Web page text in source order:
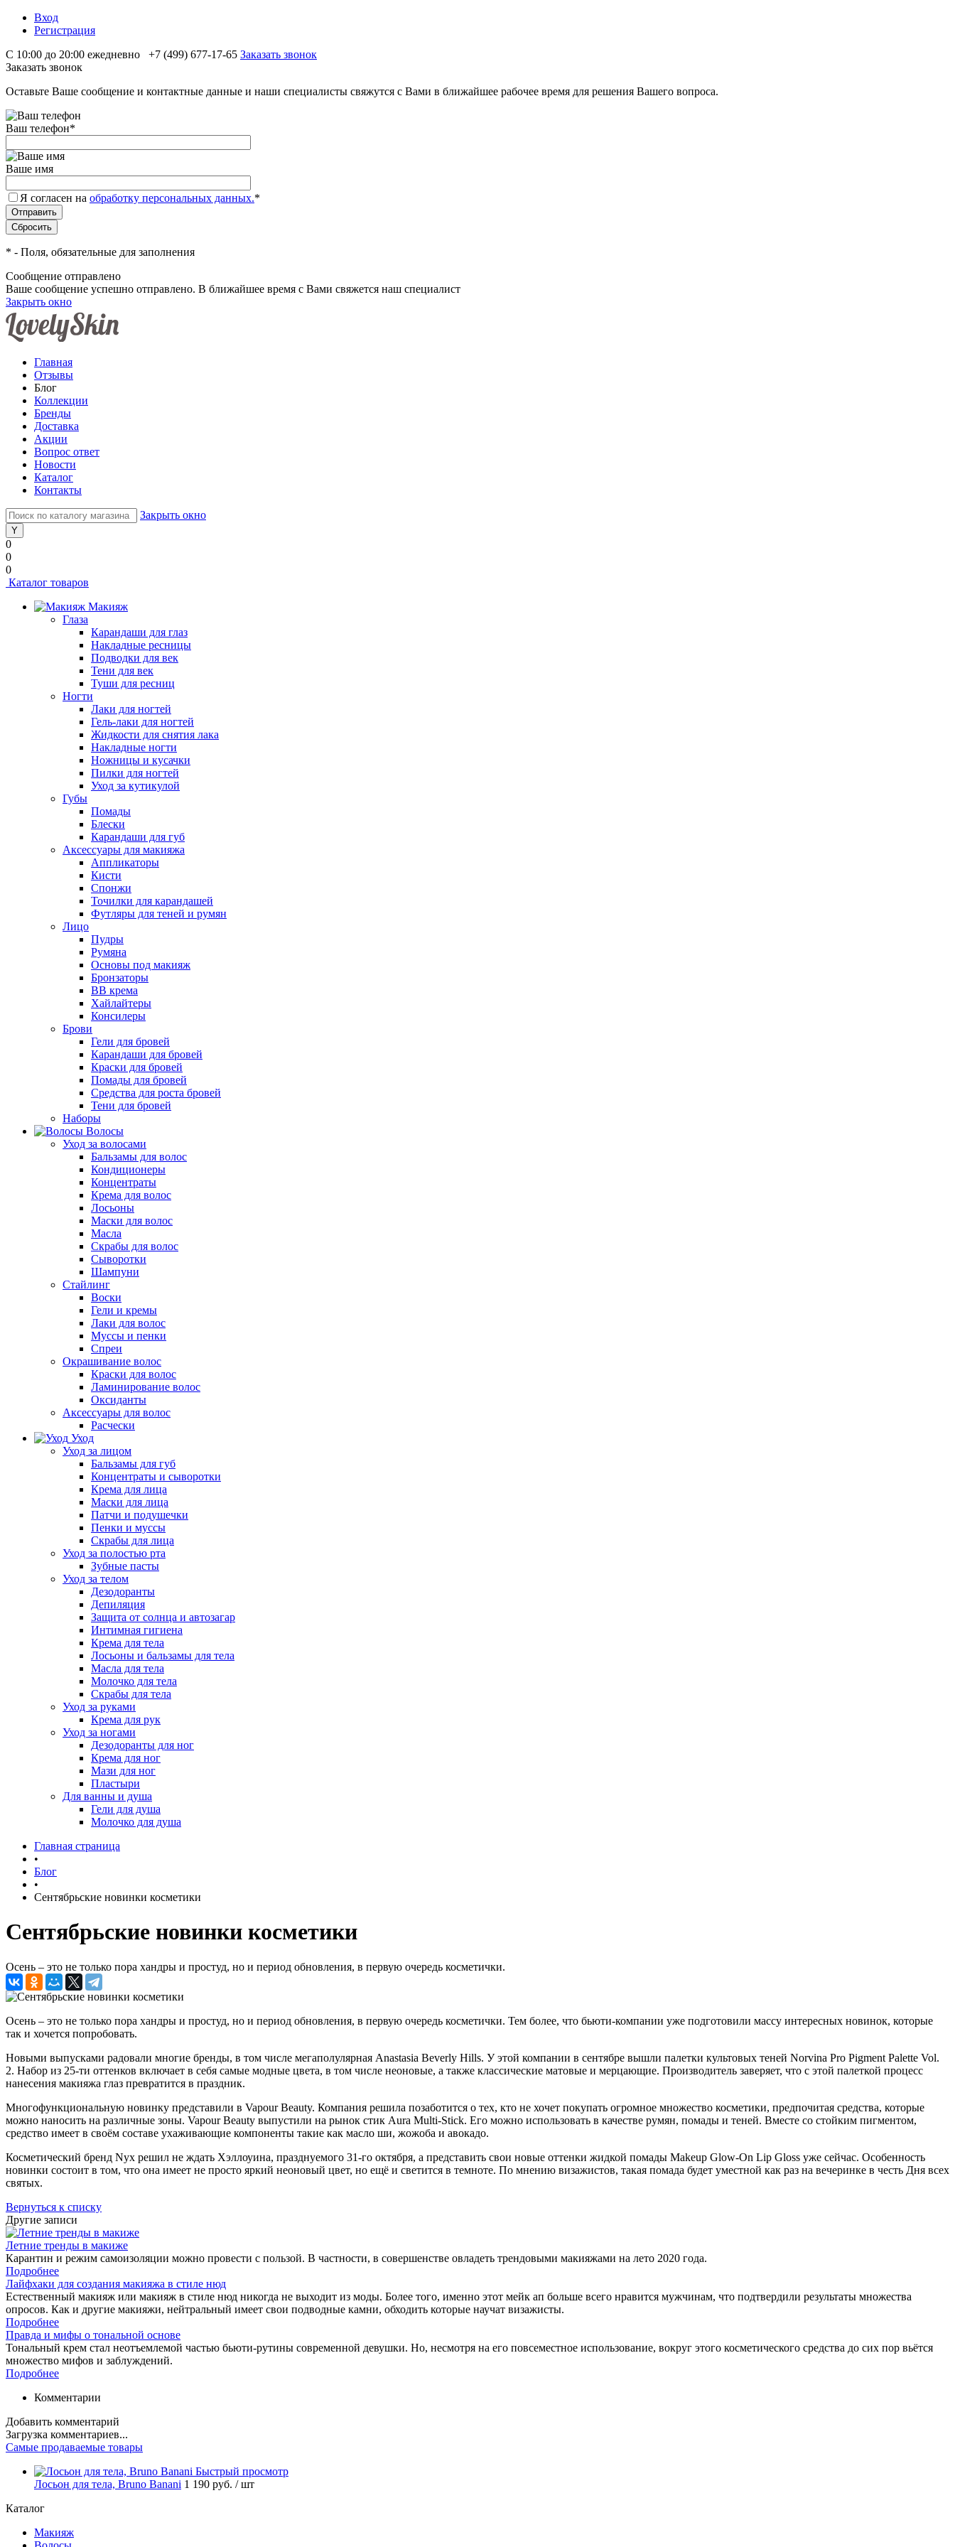
Вход
Регистрация
С 10:00 до 20:00 ежедневно
+7 (499) 677-17-65 Заказать звонок
Заказать звонок
Оставьте Ваше сообщение и контактные данные и наши специалисты свяжутся с Вами в ближайшее рабочее время для решения Вашего вопроса.
Ваш телефон*
Ваше имя
Я согласен на обработку персональных данных.*
* - Поля, обязательные для заполнения
Сообщение отправлено
Ваше сообщение успешно отправлено. В ближайшее время с Вами свяжется наш специалист
Закрыть окно
Главная
Отзывы
Блог
Коллекции
Бренды
Доставка
Акции
Вопрос ответ
Новости
Каталог
Контакты
Закрыть окно
0
0
0
Каталог товаров
Макияж
Глаза
Карандаши для глаз
Накладные ресницы
Подводки для век
Тени для век
Туши для ресниц
Ногти
Лаки для ногтей
Гель-лаки для ногтей
Жидкости для снятия лака
Накладные ногти
Ножницы и кусачки
Пилки для ногтей
Уход за кутикулой
Губы
Помады
Блески
Карандаши для губ
Аксессуары для макияжа
Аппликаторы
Кисти
Спонжи
Точилки для карандашей
Футляры для теней и румян
Лицо
Пудры
Румяна
Основы под макияж
Бронзаторы
BB крема
Хайлайтеры
Консилеры
Брови
Гели для бровей
Карандаши для бровей
Краски для бровей
Помады для бровей
Средства для роста бровей
Тени для бровей
Наборы
Волосы
Уход за волосами
Бальзамы для волос
Кондиционеры
Концентраты
Крема для волос
Лосьоны
Маски для волос
Масла
Скрабы для волос
Сыворотки
Шампуни
Стайлинг
Воски
Гели и кремы
Лаки для волос
Муссы и пенки
Спреи
Окрашивание волос
Краски для волос
Ламинирование волос
Оксиданты
Аксессуары для волос
Расчески
Уход
Уход за лицом
Бальзамы для губ
Концентраты и сыворотки
Крема для лица
Маски для лица
Патчи и подушечки
Пенки и муссы
Скрабы для лица
Уход за полостью рта
Зубные пасты
Уход за телом
Дезодоранты
Депиляция
Защита от солнца и автозагар
Интимная гигиена
Крема для тела
Лосьоны и бальзамы для тела
Масла для тела
Молочко для тела
Скрабы для тела
Уход за руками
Крема для рук
Уход за ногами
Дезодоранты для ног
Крема для ног
Мази для ног
Пластыри
Для ванны и душа
Гели для душа
Молочко для душа
Главная страница
•
Блог
•
Сентябрьские новинки косметики
Сентябрьские новинки косметики
Осень – это не только пора хандры и простуд, но и период обновления, в первую очередь косметички.
Осень – это не только пора хандры и простуд, но и период обновления, в первую очередь косметички. Тем более, что бьюти-компании уже подготовили массу интересных новинок, которые
так и хочется попробовать.
Новыми выпусками радовали многие бренды, в том числе мегаполулярная Anastasia Beverly Hills. У этой компании в сентябре вышли палетки культовых теней Norvina Pro Pigment Palette Vol.
2. Набор из 25-ти оттенков включает в себя самые модные цвета, в том числе неоновые, а также классические матовые и мерцающие. Производитель заверяет, что с этой палеткой процесс
нанесения макияжа глаз превратится в праздник.
Многофункциональную новинку представили в Vapour Beauty. Компания решила позаботится о тех, кто не хочет покупать огромное множество косметики, предпочитая средства, которые
можно наносить на различные зоны. Vapour Beauty выпустили на рынок стик Aura Multi-Stick. Его можно использовать в качестве румян, помады и теней. Вместе со стойким пигментом,
средство имеет в своём составе ухаживающие компоненты такие как масло ши, жожоба и авокадо.
Косметический бренд Nyx решил не ждать Хэллоуина, празднуемого 31-го октября, а представить свои новые оттенки жидкой помады Makeup Glow-On Lip Gloss уже сейчас. Особенность
новинки состоит в том, что она имеет не просто яркий неоновый цвет, но ещё и светится в темноте. По мнению визажистов, такая помада будет уместной как раз на вечеринке в честь Дня всех
святых.
Вернуться к списку
Другие записи
Летние тренды в макиже
Карантин и режим самоизоляции можно провести с пользой. В частности, в совершенстве овладеть трендовыми макияжами на лето 2020 года.
Подробнее
Лайфхаки для создания макияжа в стиле нюд
Естественный макияж или макияж в стиле нюд никогда не выходит из моды. Более того, именно этот мейк ап больше всего нравится мужчинам, что подтвердили результаты множества
опросов. Как и другие макияжи, нейтральный имеет свои подводные камни, обходить которые научат визажисты.
Подробнее
Правда и мифы о тональной основе
Тональный крем стал неотъемлемой частью бьюти-рутины современной девушки. Но, несмотря на его повсеместное использование, вокруг этого косметического средства до сих пор вьётся
множество мифов и заблуждений.
Подробнее
Комментарии
Добавить комментарий
Загрузка комментариев...
Самые продаваемые товары
Быстрый просмотр
Лосьон для тела, Bruno Banani 1 190 руб. / шт
Каталог
Макияж